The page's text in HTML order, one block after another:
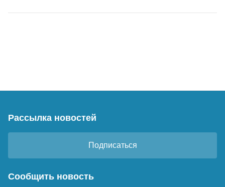
Рассылка новостей
Подписаться
Сообщить новость